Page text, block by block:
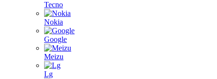
Tecno
Nokia
Google
Meizu
Lg